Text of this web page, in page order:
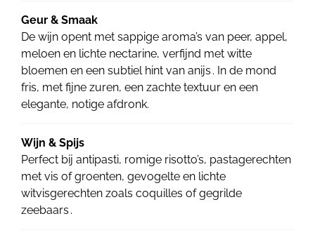
Geur & Smaak
De wijn opent met sappige aroma’s van peer, appel,
meloen en lichte nectarine, verfijnd met witte
bloemen en een subtiel hint van anijs . In de mond
fris, met fijne zuren, een zachte textuur en een
elegante, notige afdronk.
Wijn & Spijs
Perfect bij antipasti, romige risotto’s, pastagerechten
met vis of groenten, gevogelte en lichte
witvisgerechten zoals coquilles of gegrilde
zeebaars .